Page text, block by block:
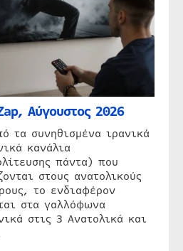
Αύγουστος 2026
τα συνηθισμένα ιρανικά
κανάλια
πάντα) που
στους ανατολικούς
το ενδιαφέρον
στα γαλλόφωνα
στις 3 Ανατολικά και